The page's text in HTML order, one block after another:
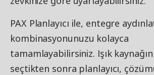
PAX Planlayıcı ile, entegre
kombinasyonunuzu kolayca
tamamlayabilirsiniz. Işık
seçtikten sonra planlayıcı,